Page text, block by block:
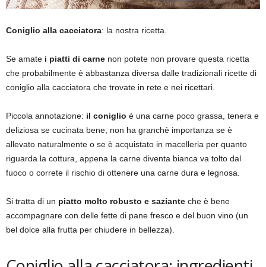
Coniglio alla cacciatora: la nostra ricetta.
Se amate i piatti di carne non potete non provare questa ricetta
che probabilmente è abbastanza diversa dalle tradizionali ricette di
coniglio alla cacciatora che trovate in rete e nei ricettari.
Piccola annotazione: il coniglio è una carne poco grassa, tenera e
deliziosa se cucinata bene, non ha granchè importanza se è
allevato naturalmente o se è acquistato in macelleria per quanto
riguarda la cottura, appena la carne diventa bianca va tolto dal
fuoco o correte il rischio di ottenere una carne dura e legnosa.
Si tratta di un piatto molto robusto e saziante che è bene
accompagnare con delle fette di pane fresco e del buon vino (un
bel dolce alla frutta per chiudere in bellezza).